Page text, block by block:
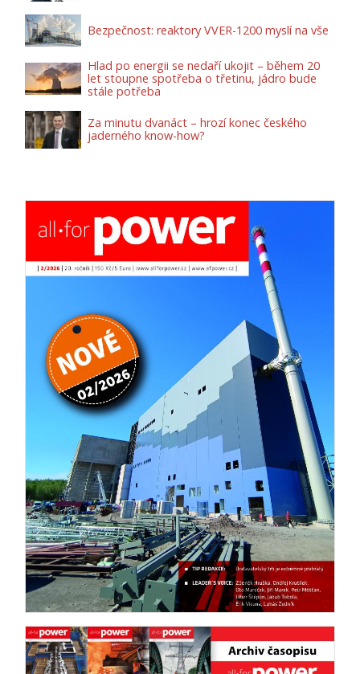
Bezpečnost: reaktory VVER-1200 myslí na vše
Hlad po energii se nedaří ukojit – během 20
let stoupne spotřeba o třetinu, jádro bude
stále potřeba
Za minutu dvanáct – hrozí konec českého
jaderného know-how?